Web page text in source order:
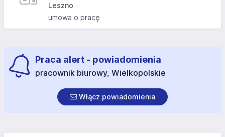
Leszno
umowa o pracę
Praca alert - powiadomienia
pracownik biurowy, Wielkopolskie
Włącz powiadomienia